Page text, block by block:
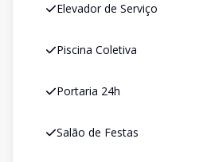
Elevador de Serviço
Piscina Coletiva
Portaria 24h
Salão de Festas